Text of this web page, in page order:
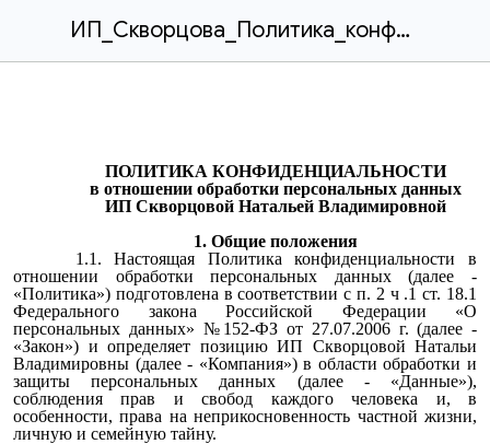
ИП_Скворцова_Политика_конфиденциальности_обработки_персональных_2025.docx
ПОЛИТИКА КОНФИДЕНЦИАЛЬНОСТИ
в отношении обработки персональных данных
ИП Скворцовой Натальей Владимировной
1. Общие положения
1.1. Настоящая Политика конфиденциальности в
отношении обработки персональных данных (далее -
«Политика») подготовлена в соответствии с п. 2 ч .1 ст. 18.1
Федерального закона Российской Федерации «О
персональных данных» №152-ФЗ от 27.07.2006 г. (далее -
«Закон») и определяет позицию ИП Скворцовой Натальи
Владимировны (далее - «Компания») в области обработки и
защиты персональных данных (далее - «Данные»),
соблюдения прав и свобод каждого человека и, в
особенности, права на неприкосновенность частной жизни,
личную и семейную тайну.